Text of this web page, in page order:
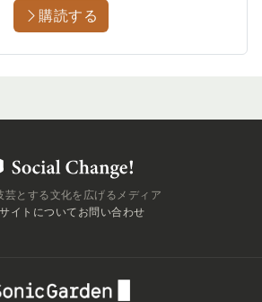
購読する
芸とする文化を広げるメディア
イトについて お問い合わせ